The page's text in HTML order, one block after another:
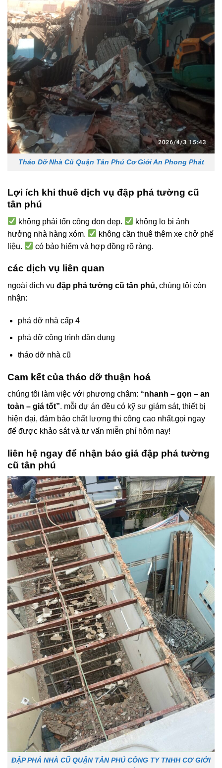
Tháo Dỡ Nhà Cũ Quận Tân Phú Cơ Giới An Phong Phát
Lợi ích khi thuê dịch vụ đập phá tường cũ
tân phú
không phải tốn công dọn dẹp.
không lo bị ảnh
hưởng nhà hàng xóm.
không cần thuê thêm xe chở phế
liệu.
có bảo hiểm và hợp đồng rõ ràng.
các dịch vụ liên quan
ngoài dịch vụ đập phá tường cũ tân phú , chúng tôi còn
nhận:
phá dỡ nhà cấp 4
phá dỡ công trình dân dụng
tháo dỡ nhà cũ
Cam kết của tháo dỡ thuận hoá
chúng tôi làm việc với phương châm: “nhanh – gọn – an
toàn – giá tốt” . mỗi dự án đều có kỹ sư giám sát, thiết bị
hiện đại, đảm bảo chất lượng thi công cao nhất.gọi ngay
để được khảo sát và tư vấn miễn phí hôm nay!
liên hệ ngay để nhận báo giá đập phá tường
cũ tân phú
ĐẬP PHÁ NHÀ CŨ QUẬN TÂN PHÚ CÔNG TY TNHH CƠ GIỚI